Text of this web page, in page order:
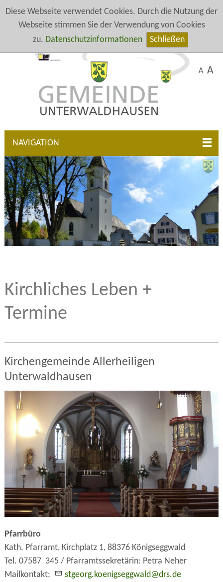
Diese Webseite verwendet Cookies. Durch die Nutzung der
Webseite stimmen Sie der Verwendung von Cookies
zu. Datenschutzinformationen Schließen
A A
NAVIGATION
Kirchliches Leben +
Termine
Kirchengemeinde Allerheiligen
Unterwaldhausen
Pfarrbüro
Kath. Pfarramt, Kirchplatz 1, 88376 Königseggwald
Tel. 07587 345 / Pfarramtssekretärin: Petra Neher
Mailkontakt:
stgeorg.koenigseggwald@drs.de